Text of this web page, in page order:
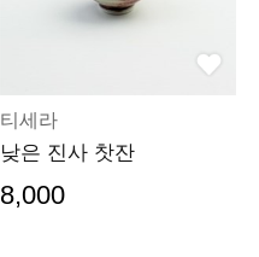
티세라
낮은 진사 찻잔
8,000